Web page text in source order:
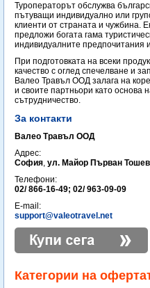
Туроператорът обслужва
пътуващи индивидуално или
клиенти от страната и чужбина.
предложи богата гама
индивидуалните предпочитания
При подготовката на всеки
качество с оглед спечелване и
Валео Травъл ООД залага на
и своите партньори като основа
сътрудничество.
За контакти
Валео Травъл ООД
Адрес:
София, ул. Майор Първан
Телефони:
02/ 866-16-49; 02/ 963-09-09
E-mail:
support@valeotravel.net
Категории на